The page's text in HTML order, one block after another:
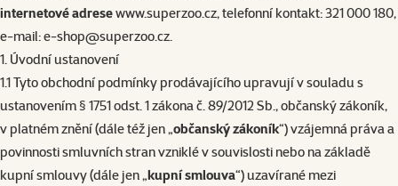
internetové adresewww.superzoo.cz, telefonní kontakt: 321 000 180,
e-mail:e-shop@superzoo.cz.
1. Úvodní ustanovení
1.1 Tyto obchodní podmínky prodávajícího upravují v souladu s
ustanovením § 1751 odst. 1 zákona č. 89/2012 Sb., občanský zákoník,
v platném znění (dále též jen „občanskýzákoník“) vzájemná práva a
povinnosti smluvních stran vzniklé v souvislosti nebo na základě
kupní smlouvy (dále jen „kupní smlouva“) uzavírané mezi